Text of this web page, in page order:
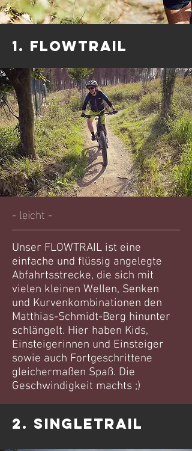
1. FLOWTRAIL
- leicht -
Unser FLOWTRAIL ist eine
einfache und flüssig angelegte
Abfahrtsstrecke, die sich mit
vielen kleinen Wellen, Senken
und Kurvenkombinationen den
Matthias-Schmidt-Berg hinunter
schlängelt. Hier haben Kids,
Einsteigerinnen und Einsteiger
sowie auch Fortgeschrittene
gleichermaßen Spaß. Die
Geschwindigkeit machts ;)
2. SinglEtrail